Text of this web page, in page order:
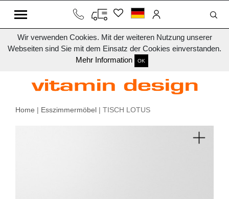
Wir verwenden Cookies. Mit der weiteren Nutzung unserer
Webseiten sind Sie mit dem Einsatz der Cookies einverstanden.
Mehr Information
OK
Home | Esszimmermöbel | TISCH LOTUS